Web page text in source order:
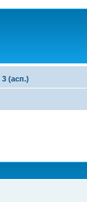
(асп.)